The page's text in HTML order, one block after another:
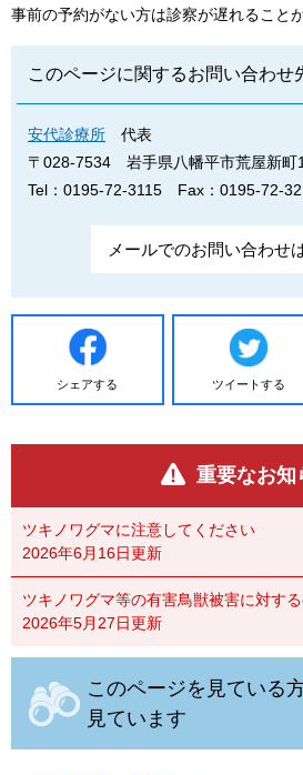
事前の予約がない方は診察が遅れること
このページに関するお問い合わせ
安代診療所
代表
〒028-7534
岩手県八幡平市荒屋新町
Tel：0195-72-3115
Fax：0195-72-
メールでのお問い合わせ
シェアする ツイートする
重要なお知
ツキノワグマに注意してください
2026年6月16日更新
ツキノワグマ等の有害鳥獣被害に対す
2026年5月27日更新
このページを見ている
見ています